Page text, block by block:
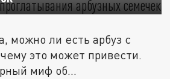
можно ли есть арбуз с
это может привести.
миф об...